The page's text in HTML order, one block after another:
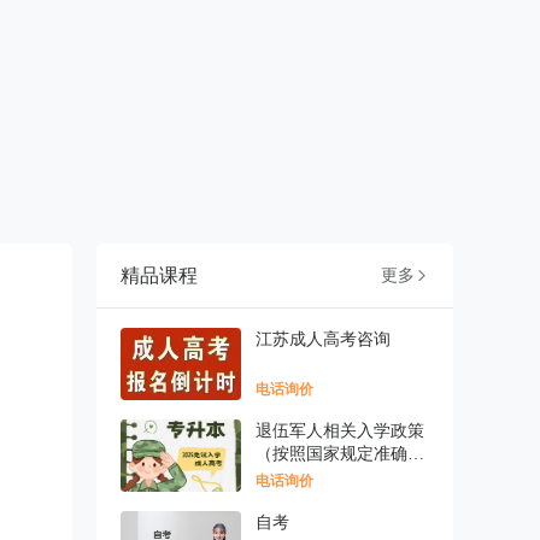
精品课程 更多 
江苏成人高考咨询
电话询价
退伍军人相关入学政策
（按照国家规定准确表
述
电话询价
自考